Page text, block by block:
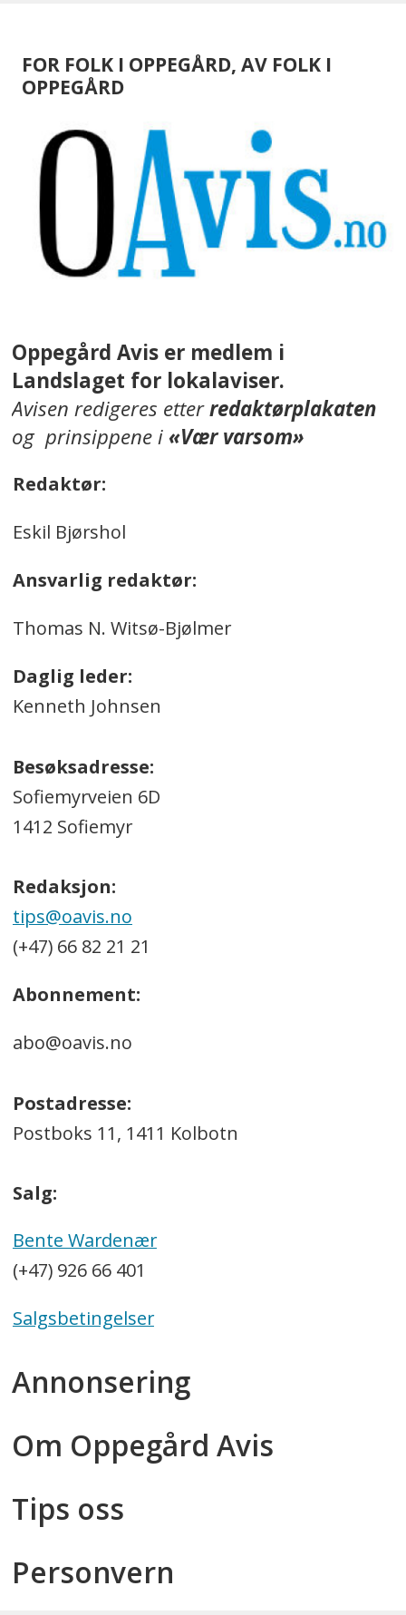
FOR FOLK I OPPEGÅRD, AV FOLK I
OPPEGÅRD
Oppegård Avis er medlem i
Landslaget for lokalaviser.
Avisen redigeres etterredaktørplakaten
og prinsippene i«Vær varsom»
Redaktør:
Eskil Bjørshol
Ansvarlig redaktør:
Thomas N. Witsø-Bjølmer
Daglig leder:
Kenneth Johnsen
Besøksadresse:
Sofiemyrveien 6D
1412 Sofiemyr
Redaksjon:
tips@oavis.no
(+47) 66 82 21 21
Abonnement:
abo@oavis.no
Postadresse:
Postboks 11, 1411 Kolbotn
Salg:
Bente Wardenær
(+47) 926 66 401
Salgsbetingelser
Annonsering
Om Oppegård Avis
Tips oss
Personvern